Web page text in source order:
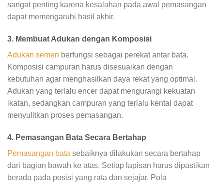
sangat penting karena kesalahan pada awal pemasangan
dapat memengaruhi hasil akhir.
3. Membuat Adukan dengan Komposisi
Adukan semen berfungsi sebagai perekat antar bata.
Komposisi campuran harus disesuaikan dengan
kebutuhan agar menghasilkan daya rekat yang optimal.
Adukan yang terlalu encer dapat mengurangi kekuatan
ikatan, sedangkan campuran yang terlalu kental dapat
menyulitkan proses pemasangan.
4. Pemasangan Bata Secara Bertahap
Pemasangan bata sebaiknya dilakukan secara bertahap
dari bagian bawah ke atas. Setiap lapisan harus dipastikan
berada pada posisi yang rata dan sejajar. Pola